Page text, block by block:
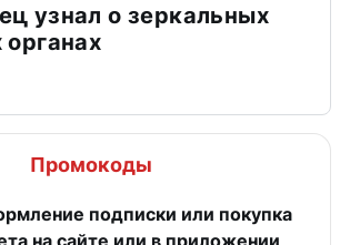
узнал о зеркальных
органах
Промокоды
подписки или покупка
на сайте или в приложении